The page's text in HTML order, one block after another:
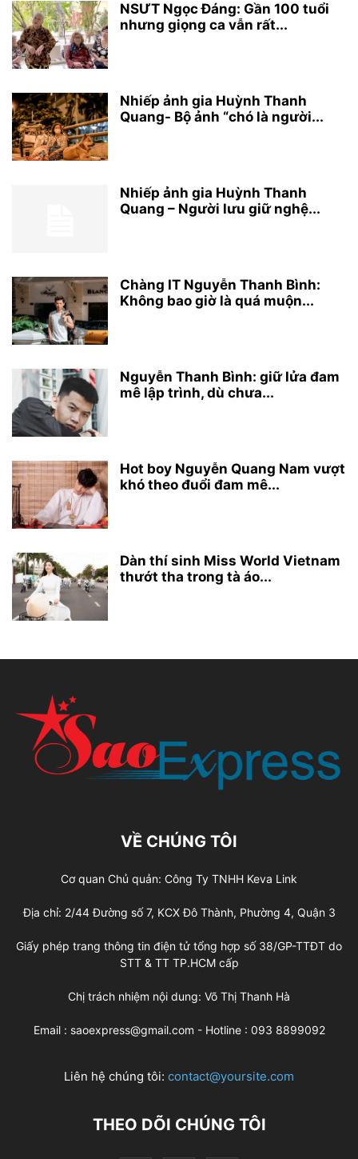
NSƯT Ngọc Đáng: Gần 100 tuổi
nhưng giọng ca vẫn rất...
Nhiếp ảnh gia Huỳnh Thanh
Quang- Bộ ảnh “chó là người...
Nhiếp ảnh gia Huỳnh Thanh
Quang – Người lưu giữ nghệ...
Chàng IT Nguyễn Thanh Bình:
Không bao giờ là quá muộn...
Nguyễn Thanh Bình: giữ lửa đam
mê lập trình, dù chưa...
Hot boy Nguyễn Quang Nam vượt
khó theo đuổi đam mê...
Dàn thí sinh Miss World Vietnam
thướt tha trong tà áo...
VỀ CHÚNG TÔI
Cơ quan Chủ quản: Công Ty TNHH Keva Link
Địa chỉ: 2/44 Đường số 7, KCX Đô Thành, Phường 4, Quận 3
Giấy phép trang thông tin điện tử tổng hợp số 38/GP-TTĐT do
STT & TT TP.HCM cấp
Chị trách nhiệm nội dung: Võ Thị Thanh Hà
Email : saoexpress@gmail.com - Hotline : 093 8899092
Liên hệ chúng tôi: contact@yoursite.com
THEO DÕI CHÚNG TÔI